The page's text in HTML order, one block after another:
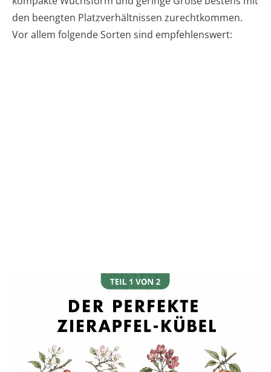
den beengten Platzverhältnissen zurechtkommen.
Vor allem folgende Sorten sind empfehlenswert: